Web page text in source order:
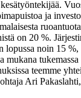
ja
on 20 %.
noin 15
mukana
teemme
Ari